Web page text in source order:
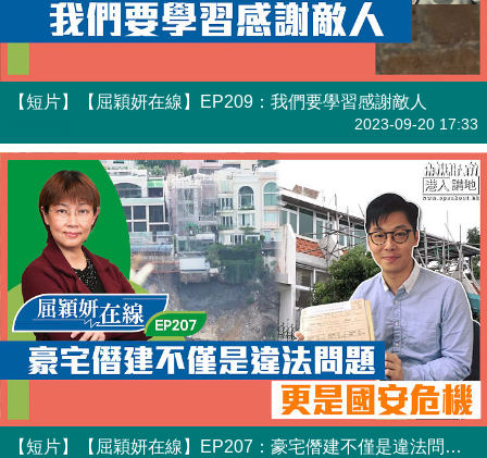
【短片】【屈穎妍在線】EP209：我們要學習感謝敵人
2023-09-20 17:33
【短片】【屈穎妍在線】EP207：豪宅僭建不僅是違法問題，更是國安危機